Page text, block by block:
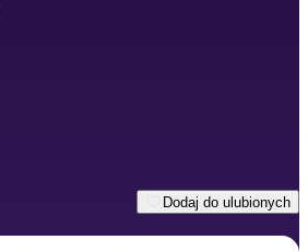
Dodaj do ulubionych